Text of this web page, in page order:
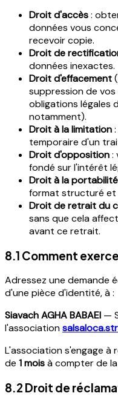
Droit d'accès:
données vous
recevoir copie.
Droit de
données inexactes.
Droit d'effacement
suppression de
obligations légales
notamment).
Droit à la limitation
temporaire d'un
Droit d'opposition:
fondé sur l'intérêt
Droit à la portabilité
format structuré et
Droit de retrait du
sans que cela
avant ce retrait.
8.1 Comment
Adressez une demande
d'une pièce d'identité, à :
Siavach AGHA BABAEI —
l'association
L'association s'engage à
de 1 moisà compter de
8.2 Droit de